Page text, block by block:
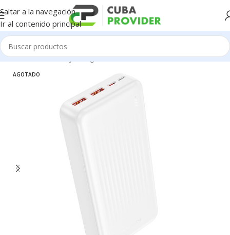
Saltar a la navegación
Ir al contenido principal
Inicio/Accesorios y Gadgets/Power Bank
AGOTADO